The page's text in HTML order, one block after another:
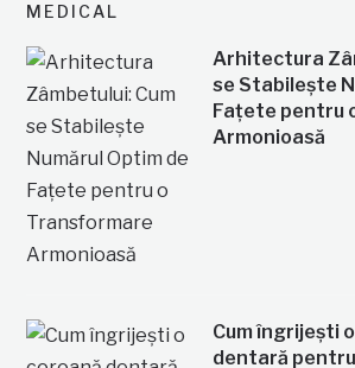
MEDICAL
Arhitectura
se Stabilește
Fațete pentru
Armonioasă
Cum îngrijești
dentară